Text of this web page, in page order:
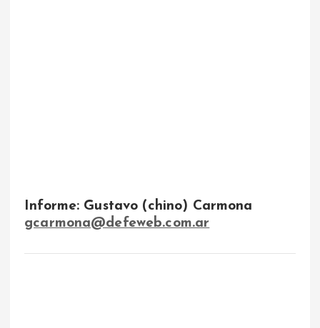
Informe: Gustavo (chino) Carmona
gcarmona@defeweb.com.ar